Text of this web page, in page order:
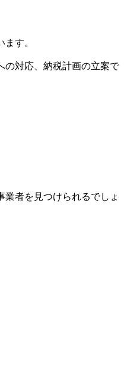
す。
の対応、納税計画の立案で
者を見つけられるでしょ